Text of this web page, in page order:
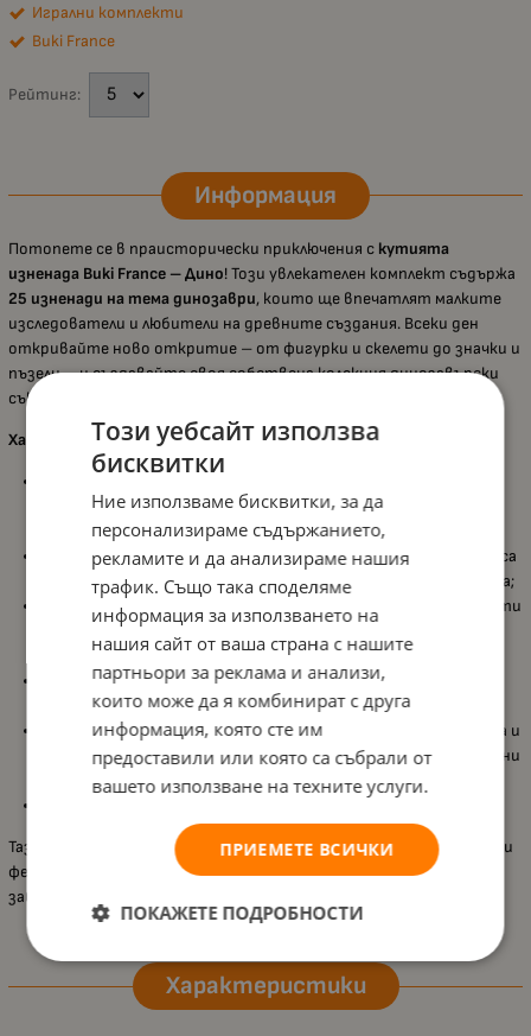
Игрални комплекти
Buki France
Рейтинг:
Информация
Потопете се в праисторически приключения с кутията
изненада Buki France – Дино! Този увлекателен комплект съдържа
25 изненади на тема динозаври, които ще впечатлят малките
изследователи и любители на древните създания. Всеки ден
откривайте ново откритие – от фигурки и скелети до значки и
пъзели – и създавайте своя собствена колекция динозавърски
съкровища.
Характеристики:
предмети, свързани с динозаврите, които стимулират
въображението и любопитството;
Може да се използва и като адвент календар– пликовете са
номерирани от 1 до 25 за ежедневно откриване на изненада;
Образователен и забавен комплект
– включва пъзел, скелети
за сглобяване, фигурки и дори зъби за изработка на
огърлица;
Екологично решение– хартиени опаковки без пластмаса,
щадящи природата;
Комплектът включва:6 скелета, 6 фигурки, 5 черепа, 3 зъба и
1 нокът, 3 платнени значки, 1 магнитен пъзел и илюстрирани
инструкции;
Тази кутия изненада е перфектен избор за малки откриватели и
фенове на динозаврите – предлага приключение, знание и
забавление всеки ден!
Характеристики
Този уебсайт използва
бисквитки
Ние използваме бисквитки, за да
персонализираме съдържанието,
рекламите и да анализираме нашия
трафик. Също така споделяме
информация за използването на
нашия сайт от ваша страна с нашите
партньори за реклама и анализи,
които може да я комбинират с друга
информация, която сте им
предоставили или която са събрали от
вашето използване на техните услуги.
ПРИЕМЕТЕ ВСИЧКИ
ПОКАЖЕТЕ ПОДРОБНОСТИ